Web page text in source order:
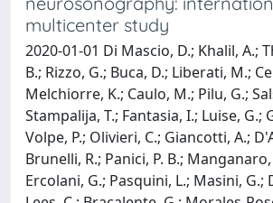
multicenter study
2020-01-01 Di Mascio, D.; Khalil, A.;
B.; Rizzo, G.; Buca, D.; Liberati, M.;
Melchiorre, K.; Caulo, M.; Pilu, G.;
Stampalija, T.; Fantasia, I.; Luise, G.;
Volpe, P.; Olivieri, C.; Giancotti, A.;
Brunelli, R.; Panici, P. B.;
Ercolani, G.; Pasquini, L.; Masini, G.;